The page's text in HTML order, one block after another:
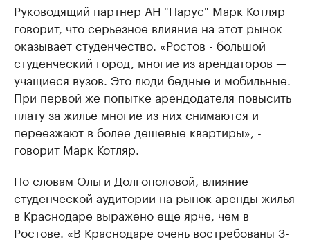
Руководящий партнер АН "Парус" Марк Котляр
говорит, что серьезное влияние на этот рынок
оказывает студенчество. «Ростов - большой
студенческий город, многие из арендаторов —
учащиеся вузов. Это люди бедные и мобильные.
При первой же попытке арендодателя повысить
плату за жилье многие из них снимаются и
переезжают в более дешевые квартиры», -
говорит Марк Котляр.
По словам Ольги Долгополовой, влияние
студенческой аудитории на рынок аренды жилья
в Краснодаре выражено еще ярче, чем в
Ростове. «В Краснодаре очень востребованы 3-